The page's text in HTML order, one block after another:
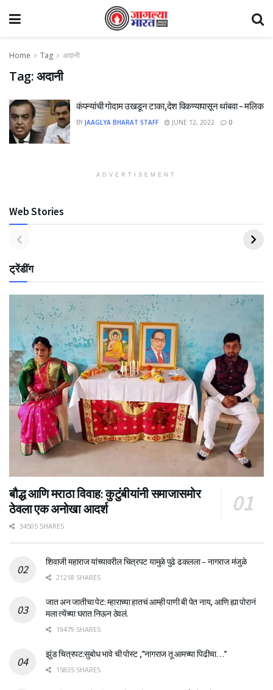
Home Tag अदानी
Tag:अदानी
कंपन्यांची गोदाम उखडून टाका,देश विकण्यापासून थांबवा – मलिक
BY JAAGLYA BHARAT STAFF JUNE 12, 2022 0
ADVERTISEMENT
Web Stories
ट्रेंडींग
बौद्ध आणि मराठा विवाह: कुटुंबीयांनी समाजासमोर
ठेवला एक अनोखा आदर्श
34505 SHARES
शिवाजी महाराज यांच्यावरील चित्रपट यामुळे पुढे ढकलला – नागराज मंजुळे
21218 SHARES
जात अन जातीचा पेट: म्हाराच्या हातचं आम्ही पाणी बी पेत नाय, आणि ह्या पोरानं
मला त्येंच्या घरात निऊन ठेवलं.
19479 SHARES
झुंड चित्रपट:सुबोध भावे ची पोस्ट ,”नागराज तू आमच्या पिढीचा…”
15835 SHARES